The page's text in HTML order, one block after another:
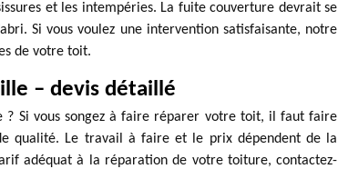
et les intempéries. La fuite couverture devrait se
Si vous voulez une intervention satisfaisante, notre
de votre toit.
– devis détaillé
? Si vous songez à faire réparer votre toit, il faut faire
qualité. Le travail à faire et le prix dépendent de la
adéquat à la réparation de votre toiture, contactez-